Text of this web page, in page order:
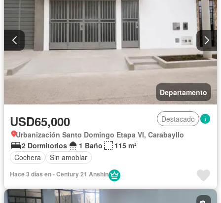
Departamento
USD65,000
Destacado
Urbanización Santo Domingo Etapa VI, Carabayllo
2 Dormitorios
1 Baño
115 m²
Cochera
Sin amoblar
Hace 3 días en - Century 21 Anshin